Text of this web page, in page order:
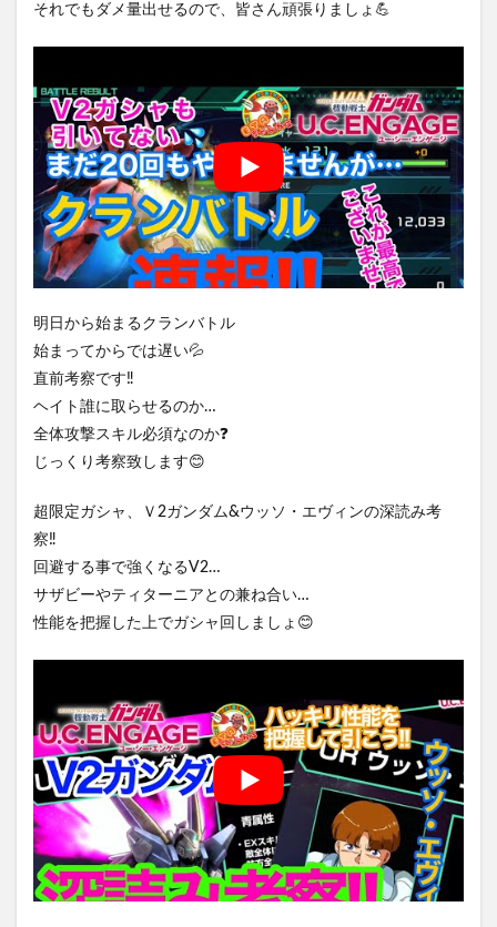
それでもダメ量出せるので、皆さん頑張りましょ💪
明日から始まるクランバトル
始まってからでは遅い💦
直前考察です‼️
ヘイト誰に取らせるのか…
全体攻撃スキル必須なのか❓
じっくり考察致します😊
超限定ガシャ、Ｖ2ガンダム&ウッソ・エヴィンの深読み考
察‼️
回避する事で強くなるV2…
サザビーやティターニアとの兼ね合い…
性能を把握した上でガシャ回しましょ😊